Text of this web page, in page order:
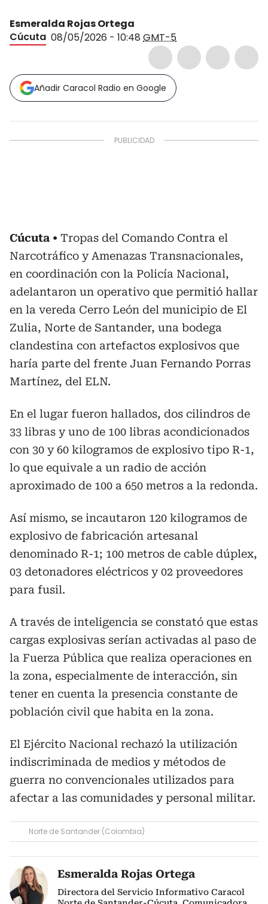
Esmeralda Rojas Ortega
Cúcuta 08/05/2026 - 10:48 GMT-5
Añadir Caracol Radio en Google
Cúcuta
Tropas del Comando Contra el
Narcotráfico y Amenazas Transnacionales,
en coordinación con la Policía Nacional,
adelantaron un operativo que permitió hallar
en la vereda Cerro León del municipio de El
Zulia, Norte de Santander, una bodega
clandestina con artefactos explosivos que
haría parte del frente Juan Fernando Porras
Martínez, del ELN.
En el lugar fueron hallados, dos cilindros de
33 libras y uno de 100 libras acondicionados
con 30 y 60 kilogramos de explosivo tipo R-1,
lo que equivale a un radio de acción
aproximado de 100 a 650 metros a la redonda.
Así mismo, se incautaron 120 kilogramos de
explosivo de fabricación artesanal
denominado R-1; 100 metros de cable dúplex,
03 detonadores eléctricos y 02 proveedores
para fusil.
A través de inteligencia se constató que estas
cargas explosivas serían activadas al paso de
la Fuerza Pública que realiza operaciones en
la zona, especialmente de interacción, sin
tener en cuenta la presencia constante de
población civil que habita en la zona.
El Ejército Nacional rechazó la utilización
indiscriminada de medios y métodos de
guerra no convencionales utilizados para
afectar a las comunidades y personal militar.
Norte de Santander (Colombia)
Esmeralda Rojas Ortega
Directora del Servicio Informativo Caracol